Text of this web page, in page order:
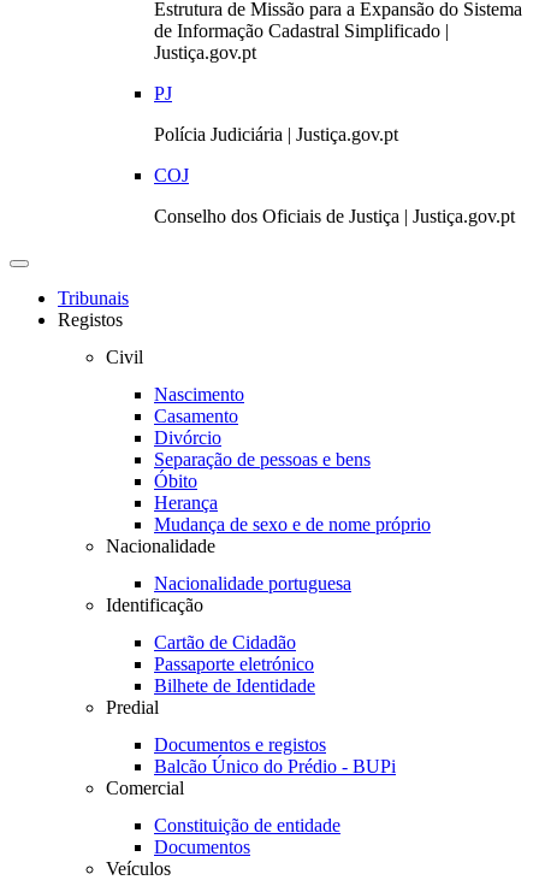
Estrutura de Missão para a Expansão do Sistema
de Informação Cadastral Simplificado |
Justiça.gov.pt
PJ
Polícia Judiciária | Justiça.gov.pt
COJ
Conselho dos Oficiais de Justiça | Justiça.gov.pt
Toggle
navigationTribunais
Registos
Civil
Nascimento
Casamento
Divórcio
Separação de pessoas e bens
Óbito
Herança
Mudança de sexo e de nome próprio
Nacionalidade
Nacionalidade portuguesa
Identificação
Cartão de Cidadão
Passaporte eletrónico
Bilhete de Identidade
Predial
Documentos e registos
Balcão Único do Prédio - BUPi
Comercial
Constituição de entidade
Documentos
Veículos